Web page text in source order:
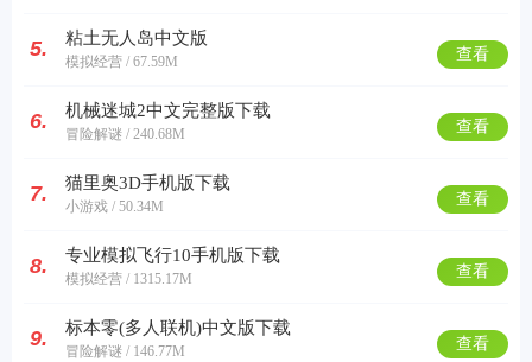
5. 粘土无人岛中文版
模拟经营 / 67.59M 查看
6. 机械迷城2中文完整版下载
冒险解谜 / 240.68M 查看
7. 猫里奥3D手机版下载
小游戏 / 50.34M 查看
8. 专业模拟飞行10手机版下载
模拟经营 / 1315.17M 查看
9. 标本零(多人联机)中文版下载
冒险解谜 / 146.77M 查看